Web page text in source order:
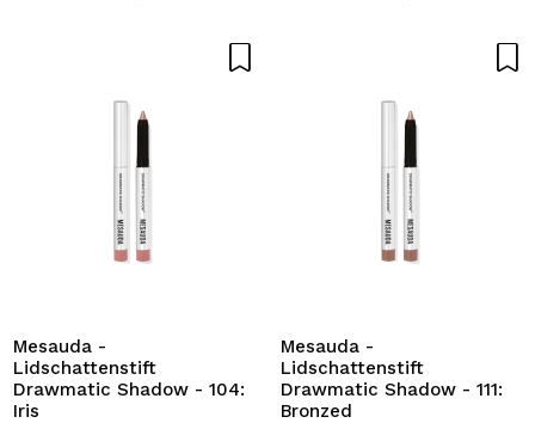
Mesauda -
Lidschattenstift
Drawmatic Shadow - 104:
Iris
Mesauda -
Lidschattenstift
Drawmatic Shadow - 111:
Bronzed